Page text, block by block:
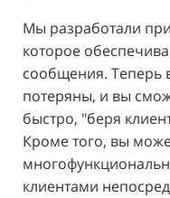
Мы разработали
которое
сообщения. Теперь
потеряны, и вы
быстро, "беря
Кроме того, вы
клиентами